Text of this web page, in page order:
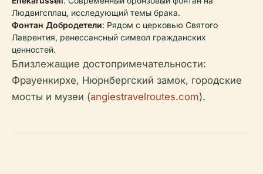
Людвигсплац, исследующий темы брака.
Фонтан Добродетели: Рядом с церковью Святого
Лаврентия, ренессансный символ гражданских
ценностей.
Близлежащие достопримечательности:
Фрауенкирхе, Нюрнбергский замок, городские
мосты и музеи (angiestravelroutes.com).